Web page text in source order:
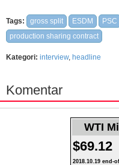
Tags: gross split ESDM PSC
production sharing contract
Kategori: interview, headline
Komentar
WTI
$69.12
2018.10.19 end-